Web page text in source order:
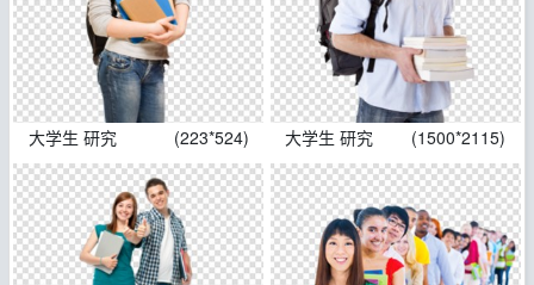
大学生 研究 (223*524) 大学生 研究 (1500*2115)